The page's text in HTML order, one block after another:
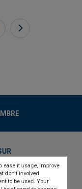
ease it usage, improve
don't involved
to be used. Your